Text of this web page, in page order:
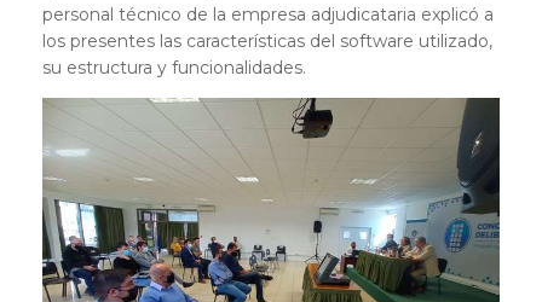
personal técnico de la empresa adjudicataria explicó a
los presentes las características del software utilizado,
su estructura y funcionalidades.